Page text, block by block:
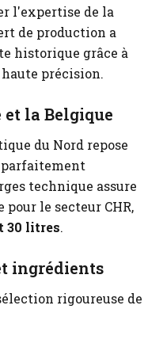
l'expertise de la
de production a
historique grâce à
précision.
la Belgique
du Nord repose
parfaitement
technique assure
le secteur CHR,
30 litres.
ingrédients
rigoureuse de